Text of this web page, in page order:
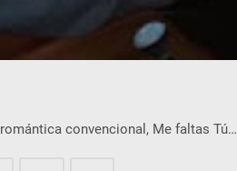
convencional, Me faltas Tú…